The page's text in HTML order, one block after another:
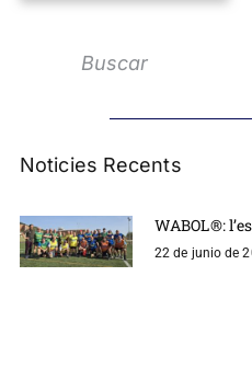
Noticies Recents
WABOL®:
22 de junio de